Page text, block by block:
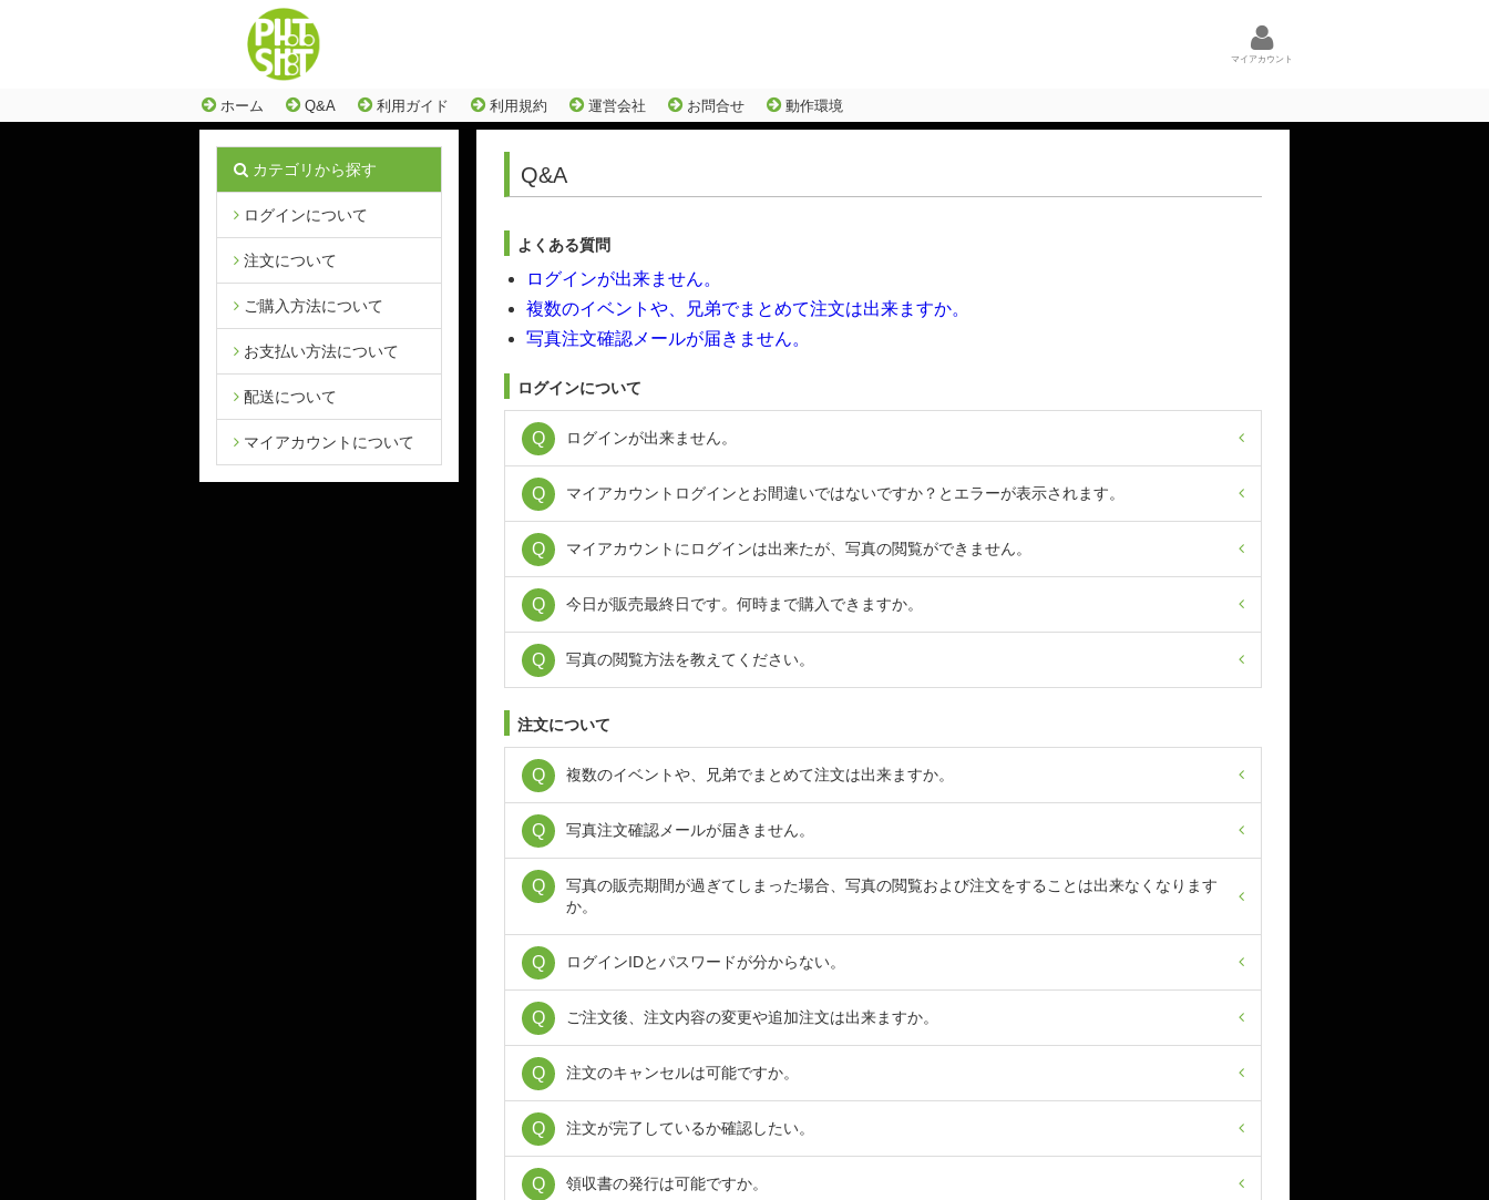
マイアカウント
ホーム Q&A 利用ガイド 利用規約 運営会社 お問合せ 動作環境
カテゴリから探す
ログインについて
注文について
ご購入方法について
お支払い方法について
配送について
マイアカウントについて
Q&A
よくある質問
ログインが出来ません。
複数のイベントや、兄弟でまとめて注文は出来ますか。
写真注文確認メールが届きません。
ログインについて
ログインが出来ません。
マイアカウントログインとお間違いではないですか？とエラーが表示されます。
マイアカウントにログインは出来たが、写真の閲覧ができません。
今日が販売最終日です。何時まで購入できますか。
写真の閲覧方法を教えてください。
注文について
複数のイベントや、兄弟でまとめて注文は出来ますか。
写真注文確認メールが届きません。
写真の販売期間が過ぎてしまった場合、写真の閲覧および注文をすることは出来なくなります
か。
ログインIDとパスワードが分からない。
ご注文後、注文内容の変更や追加注文は出来ますか。
注文のキャンセルは可能ですか。
注文が完了しているか確認したい。
領収書の発行は可能ですか。